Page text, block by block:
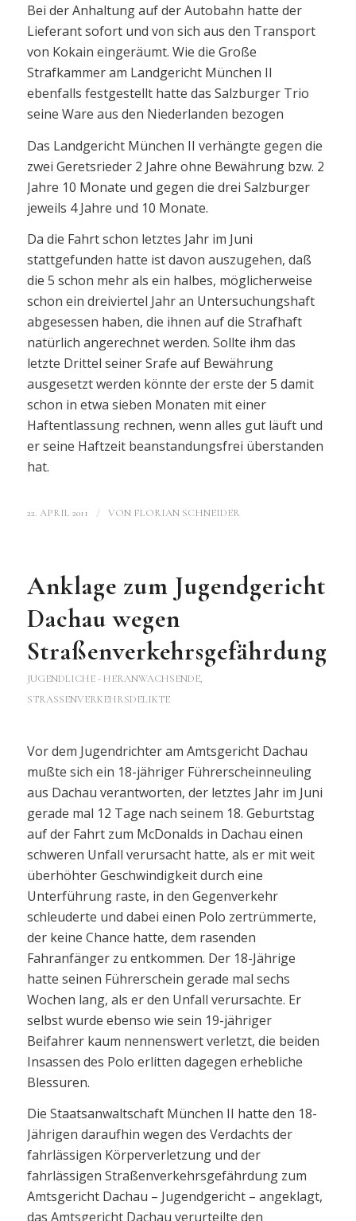
Bei der Anhaltung auf der Autobahn hatte der
Lieferant sofort und von sich aus den Transport
von Kokain eingeräumt. Wie die Große
Strafkammer am Landgericht München II
ebenfalls festgestellt hatte das Salzburger Trio
seine Ware aus den Niederlanden bezogen
Das Landgericht München II verhängte gegen die
zwei Geretsrieder 2 Jahre ohne Bewährung bzw. 2
Jahre 10 Monate und gegen die drei Salzburger
jeweils 4 Jahre und 10 Monate.
Da die Fahrt schon letztes Jahr im Juni
stattgefunden hatte ist davon auszugehen, daß
die 5 schon mehr als ein halbes, möglicherweise
schon ein dreiviertel Jahr an Untersuchungshaft
abgesessen haben, die ihnen auf die Strafhaft
natürlich angerechnet werden. Sollte ihm das
letzte Drittel seiner Srafe auf Bewährung
ausgesetzt werden könnte der erste der 5 damit
schon in etwa sieben Monaten mit einer
Haftentlassung rechnen, wenn alles gut läuft und
er seine Haftzeit beanstandungsfrei überstanden
hat.
22. APRIL 2011 / VON FLORIAN SCHNEIDER
Anklage zum Jugendgericht
Dachau wegen
Straßenverkehrsgefährdung
JUGENDLICHE - HERANWACHSENDE,
STRASSENVERKEHRSDELIKTE
Vor dem Jugendrichter am Amtsgericht Dachau
mußte sich ein 18-jähriger Führerscheinneuling
aus Dachau verantworten, der letztes Jahr im Juni
gerade mal 12 Tage nach seinem 18. Geburtstag
auf der Fahrt zum McDonalds in Dachau einen
schweren Unfall verursacht hatte, als er mit weit
überhöhter Geschwindigkeit durch eine
Unterführung raste, in den Gegenverkehr
schleuderte und dabei einen Polo zertrümmerte,
der keine Chance hatte, dem rasenden
Fahranfänger zu entkommen. Der 18-Jährige
hatte seinen Führerschein gerade mal sechs
Wochen lang, als er den Unfall verursachte. Er
selbst wurde ebenso wie sein 19-jähriger
Beifahrer kaum nennenswert verletzt, die beiden
Insassen des Polo erlitten dagegen erhebliche
Blessuren.
Die Staatsanwaltschaft München II hatte den 18-
Jährigen daraufhin wegen des Verdachts der
fahrlässigen Körperverletzung und der
fahrlässigen Straßenverkehrsgefährdung zum
Amtsgericht Dachau – Jugendgericht – angeklagt,
das Amtsgericht Dachau verurteilte den